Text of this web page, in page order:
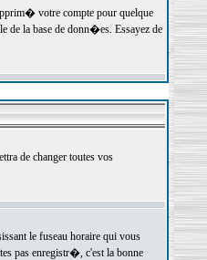
votre compte pour quelque
la base de donn�es. Essayez de
de changer toutes vos
le fuseau horaire qui vous
pas enregistr�, c'est la bonne